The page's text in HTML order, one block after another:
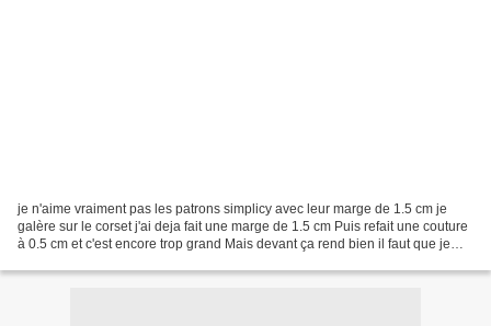
je n'aime vraiment pas les patrons simplicy avec leur marge de 1.5 cm je
galère sur le corset j'ai deja fait une marge de 1.5 cm Puis refait une couture
à 0.5 cm et c'est encore trop grand Mais devant ça rend bien il faut que je